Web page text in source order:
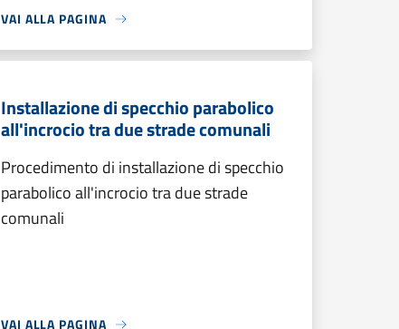
VAI ALLA PAGINA
Installazione di specchio parabolico
all'incrocio tra due strade comunali
Procedimento di installazione di specchio
parabolico all'incrocio tra due strade
comunali
VAI ALLA PAGINA